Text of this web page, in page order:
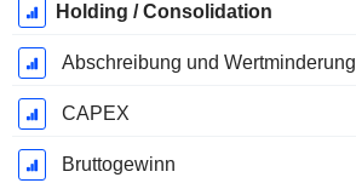
Holding / Consolidation
Abschreibung und Wertminderung
CAPEX
Bruttogewinn